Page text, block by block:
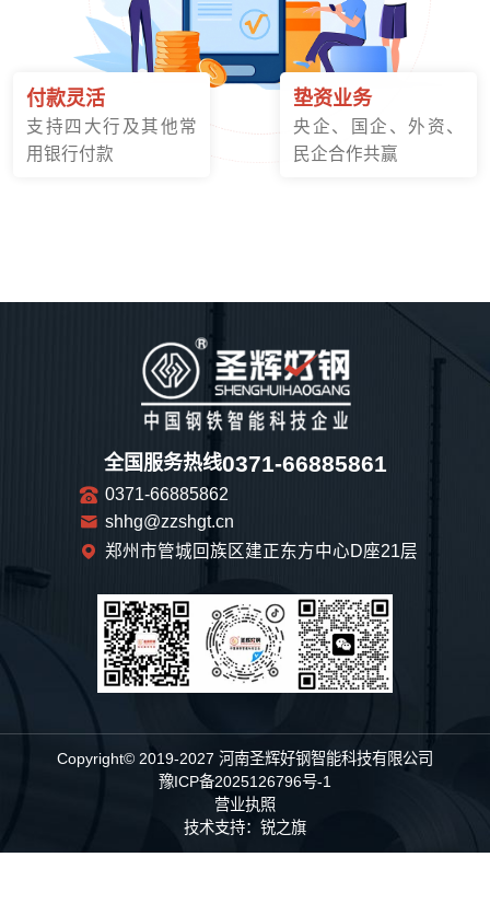
付款灵活
支持四大行及其他常
用银行付款
垫资业务
央企、国企、外资、
民企合作共赢
全国服务热线0371-66885861
0371-66885862
shhg@zzshgt.cn
郑州市管城回族区建正东方中心D座21层
Copyright© 2019-2027 河南圣辉好钢智能科技有限公司
豫ICP备2025126796号-1
营业执照
技术支持： 锐之旗